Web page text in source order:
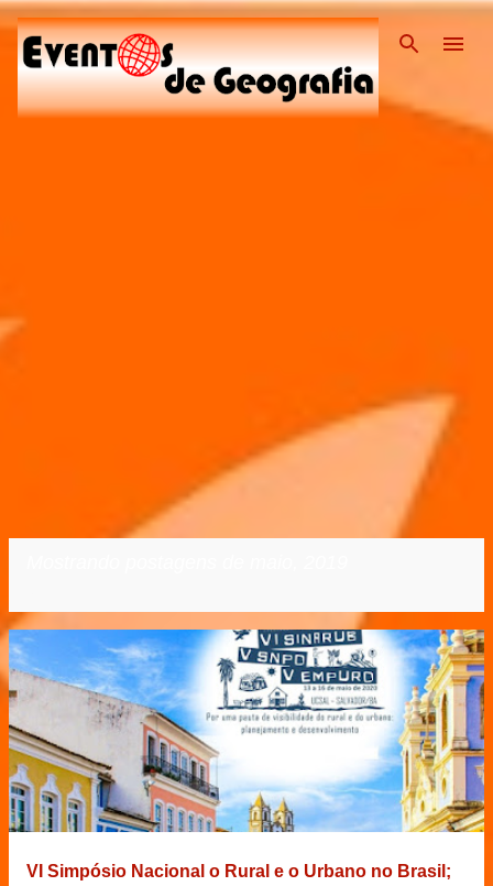
Pular para o conteúdo
P
o
s
a
g
VI Simpósio Nacional o Rural e o Urbano no Brasil;